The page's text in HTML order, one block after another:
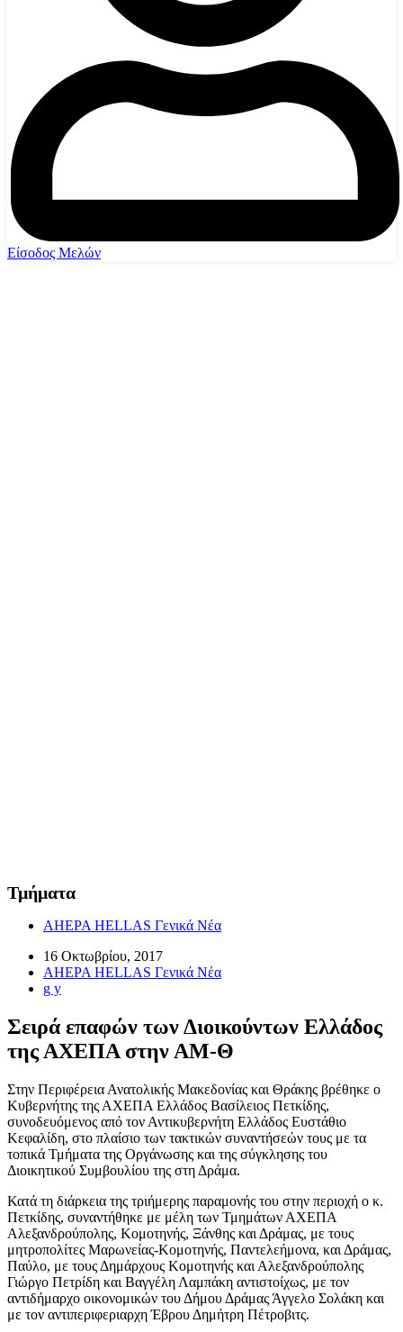
Είσοδος Μελών
Τμήματα
AHEPA HELLAS Γενικά Νέα
16 Οκτωβρίου, 2017
AHEPA HELLAS Γενικά Νέα
g y
Σειρά επαφών των Διοικούντων Ελλάδος
της ΑΧΕΠΑ στην ΑΜ-Θ
Στην Περιφέρεια Ανατολικής Μακεδονίας και Θράκης βρέθηκε ο
Κυβερνήτης της ΑΧΕΠΑ Ελλάδος Βασίλειος Πετκίδης,
συνοδευόμενος από τον Αντικυβερνήτη Ελλάδος Ευστάθιο
Κεφαλίδη, στο πλαίσιο των τακτικών συναντήσεών τους με τα
τοπικά Τμήματα της Οργάνωσης και της σύγκλησης του
Διοικητικού Συμβουλίου της στη Δράμα.
Κατά τη διάρκεια της τριήμερης παραμονής του στην περιοχή ο κ.
Πετκίδης, συναντήθηκε με μέλη των Τμημάτων ΑΧΕΠΑ
Αλεξανδρούπολης, Κομοτηνής, Ξάνθης και Δράμας, με τους
μητροπολίτες Μαρωνείας-Κομοτηνής, Παντελεήμονα, και Δράμας,
Παύλο, με τους Δημάρχους Κομοτηνής και Αλεξανδρούπολης
Γιώργο Πετρίδη και Βαγγέλη Λαμπάκη αντιστοίχως, με τον
αντιδήμαρχο οικονομικών του Δήμου Δράμας Άγγελο Σολάκη και
με τον αντιπεριφεριαρχη Έβρου Δημήτρη Πέτροβιτς.